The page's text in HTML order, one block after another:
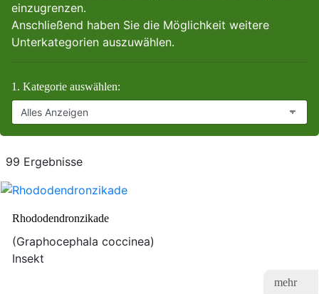
einzugrenzen.
Anschließend haben Sie die Möglichkeit weitere
Unterkategorien auszuwählen.
1. Kategorie auswählen:
99 Ergebnisse
Rhododendronzikade
(Graphocephala coccinea)
Insekt
mehr